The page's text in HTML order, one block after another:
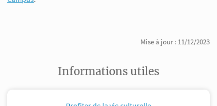
Mise à jour : 11/12/2023
Informations utiles